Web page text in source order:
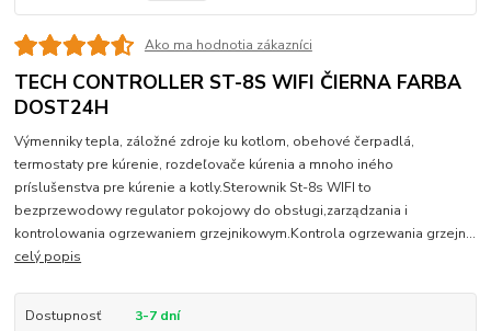
Ako ma hodnotia zákazníci
TECH CONTROLLER ST-8S WIFI ČIERNA FARBA
DOST24H
Výmenniky tepla, záložné zdroje ku kotlom, obehové čerpadlá,
termostaty pre kúrenie, rozdeľovače kúrenia a mnoho iného
príslušenstva pre kúrenie a kotly.Sterownik St-8s WIFI to
bezprzewodowy regulator pokojowy do obsługi,zarządzania i
kontrolowania ogrzewaniem grzejnikowym.Kontrola ogrzewania grzejn...
celý popis
Dostupnosť 3-7 dní